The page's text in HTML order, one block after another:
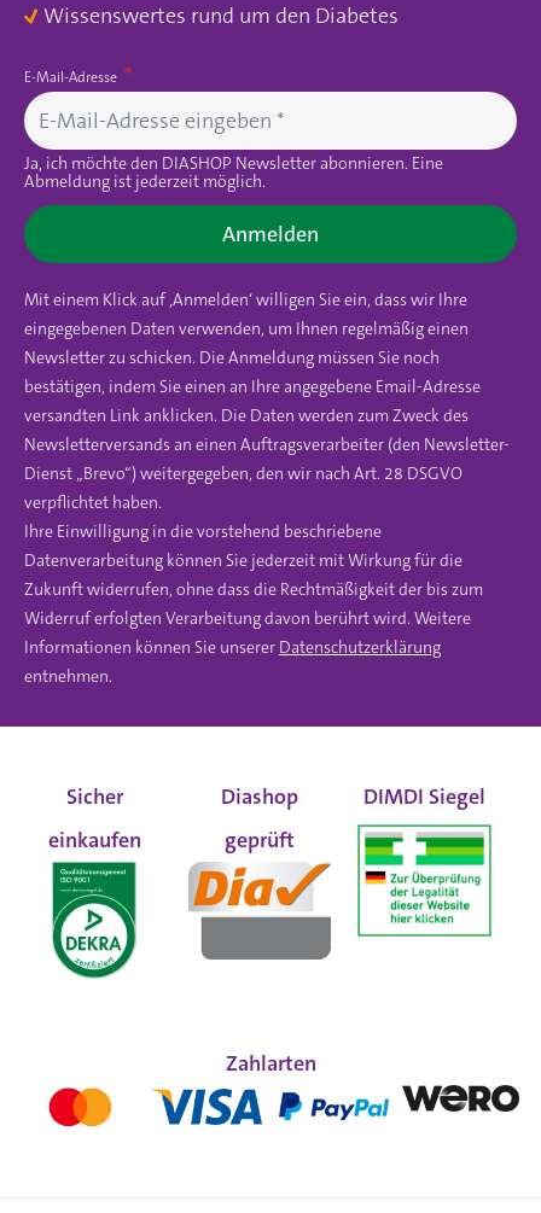
Wissenswertes rund um den Diabetes
E-Mail-Adresse
Ja, ich möchte den DIASHOP Newsletter abonnieren. Eine
Abmeldung ist jederzeit möglich.
Anmelden
Mit einem Klick auf ‚Anmelden‘ willigen Sie ein, dass wir Ihre
eingegebenen Daten verwenden, um Ihnen regelmäßig einen
Newsletter zu schicken. Die Anmeldung müssen Sie noch
bestätigen, indem Sie einen an Ihre angegebene Email-Adresse
versandten Link anklicken. Die Daten werden zum Zweck des
Newsletterversands an einen Auftragsverarbeiter (den Newsletter-
Dienst „Brevo“) weitergegeben, den wir nach Art. 28 DSGVO
verpflichtet haben.
Ihre Einwilligung in die vorstehend beschriebene
Datenverarbeitung können Sie jederzeit mit Wirkung für die
Zukunft widerrufen, ohne dass die Rechtmäßigkeit der bis zum
Widerruf erfolgten Verarbeitung davon berührt wird. Weitere
Informationen können Sie unserer Datenschutzerklärung
entnehmen.
Sicher
einkaufen
Diashop
geprüft
DIMDI Siegel
Zahlarten